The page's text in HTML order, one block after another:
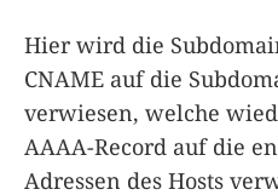
Hier wird die
CNAME auf die
verwiesen, welche
AAAA-Record auf die
Adressen des Hosts